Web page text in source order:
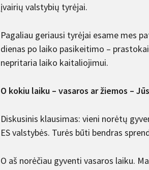
įvairių valstybių tyrėjai.
Pagaliau geriausi tyrėjai esame mes
dienas po laiko pasikeitimo –
nepritaria laiko kaitaliojimui.
O kokiu laiku – vasaros ar žiemos –
Diskusinis klausimas: vieni norėtų
ES valstybės. Turės būti bendras
O aš norėčiau gyventi vasaros laiku.